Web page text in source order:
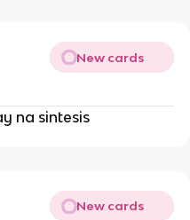
New cards
na sintesis
New cards